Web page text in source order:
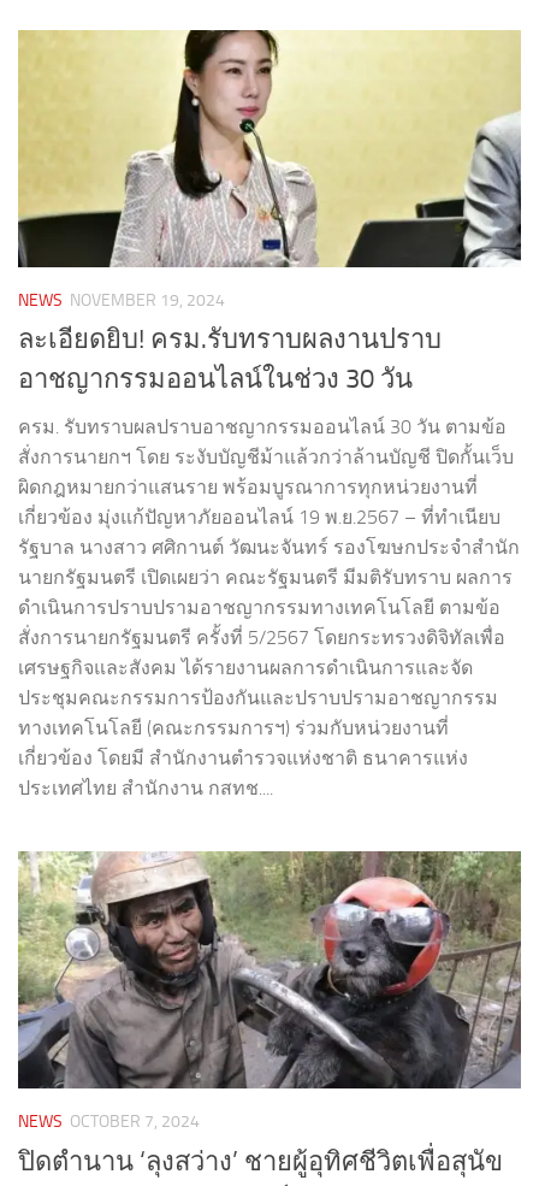
NEWS NOVEMBER 19, 2024
ละเอียดยิบ! ครม.รับทราบผลงานปราบ
อาชญากรรมออนไลน์ในช่วง 30 วัน
ครม. รับทราบผลปราบอาชญากรรมออนไลน์ 30 วัน ตามข้อ
สั่งการนายกฯ โดย ระงับบัญชีม้าแล้วกว่าล้านบัญชี ปิดกั้นเว็บ
ผิดกฎหมายกว่าแสนราย พร้อมบูรณาการทุกหน่วยงานที่
เกี่ยวข้อง มุ่งแก้ปัญหาภัยออนไลน์ 19 พ.ย.2567 – ที่ทำเนียบ
รัฐบาล นางสาว ศศิกานต์ วัฒนะจันทร์ รองโฆษกประจำสำนัก
นายกรัฐมนตรี เปิดเผยว่า คณะรัฐมนตรี มีมติรับทราบ ผลการ
ดำเนินการปราบปรามอาชญากรรมทางเทคโนโลยี ตามข้อ
สั่งการนายกรัฐมนตรี ครั้งที่ 5/2567 โดยกระทรวงดิจิทัลเพื่อ
เศรษฐกิจและสังคม ได้รายงานผลการดำเนินการและจัด
ประชุมคณะกรรมการป้องกันและปราบปรามอาชญากรรม
ทางเทคโนโลยี (คณะกรรมการฯ) ร่วมกับหน่วยงานที่
เกี่ยวข้อง โดยมี สำนักงานตำรวจแห่งชาติ ธนาคารแห่ง
ประเทศไทย สำนักงาน กสทช....
NEWS OCTOBER 7, 2024
ปิดตำนาน ‘ลุงสว่าง’ ชายผู้อุทิศชีวิตเพื่อสุนัข